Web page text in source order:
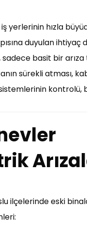
yerlerinin hızla
duyulan ihtiyaç
sadece basit bir
sürekli atması,
kontrolü,
ilçelerinde eski